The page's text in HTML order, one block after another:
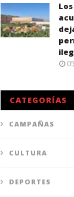
CATEGORÍAS
CAMPAÑAS
CULTURA
DEPORTES